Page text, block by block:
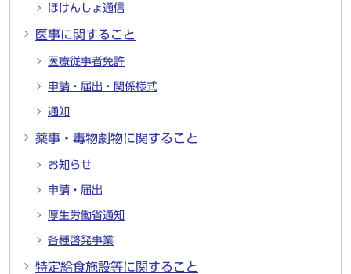
ほけんしょ通信
医事に関すること
医療従事者免許
申請・届出・関係様式
通知
薬事・毒物劇物に関すること
お知らせ
申請・届出
厚生労働省通知
各種啓発事業
特定給食施設等に関すること